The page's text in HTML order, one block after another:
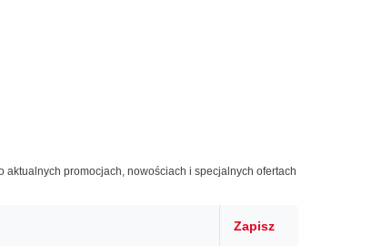
promocjach, nowościach i specjalnych ofertach
Zapisz